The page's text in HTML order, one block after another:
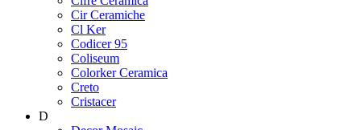
Cir Ceramiche
Cl Ker
Codicer 95
Coliseum
Colorker Ceramica
Creto
Cristacer
D